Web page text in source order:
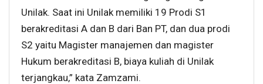
Unilak. Saat ini Unilak memiliki 19 Prodi S1
berakreditasi A dan B dari Ban PT, dan dua prodi
S2 yaitu Magister manajemen dan magister
Hukum berakreditasi B, biaya kuliah di Unilak
terjangkau,” kata Zamzami.